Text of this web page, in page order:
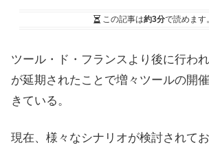
この記事は約3分で読めます。
ツール・ド・フランスより後に行わ
が延期されたことで増々ツールの開
きている。
現在、様々なシナリオが検討されて